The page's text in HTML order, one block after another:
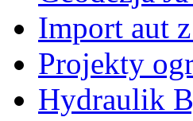
Import aut
Projekty
Hydraulik